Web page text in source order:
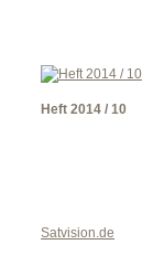
Heft 2014 / 10
Satvision.de